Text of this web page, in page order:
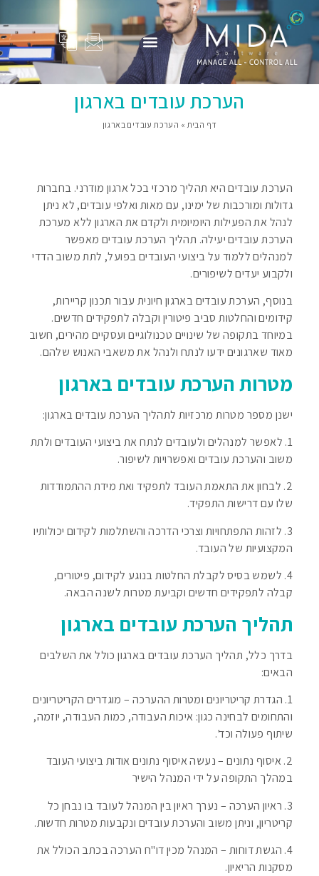
הערכת עובדים בארגון
דף הבית » הערכת עובדים בארגון
הערכת עובדים היא תהליך מרכזי בכל ארגון מודרני. בחברות
גדולות ומורכבות של ימינו, עם מאות ואלפי עובדים, לא ניתן
לנהל את הפעילות היומיומית ולקדם את הארגון ללא מערכת
הערכת עובדים יעילה. תהליך הערכת עובדים מאפשר
למנהלים ללמוד על ביצועי העובדים בפועל, לתת משוב הדדי
ולקבוע יעדים לשיפורים.
בנוסף, הערכת עובדים בארגון חיונית עבור תכנון קריירות,
קידומים והחלטות סביב פיטורין וקבלה לתפקידים חדשים.
במיוחד בתקופה של שינויים טכנולוגיים ועסקיים מהירים, חשוב
מאוד שארגונים ידעו לנתח ולנהל את משאבי האנוש שלהם.
מטרות הערכת עובדים בארגון
ישנן מספר מטרות מרכזיות לתהליך הערכת עובדים בארגון:
1. לאפשר למנהלים ולעובדים לנתח את ביצועי העובדים ולתת
משוב והערכת עובדים ואפשרויות לשיפור.
2. לבחון את התאמת העובד לתפקיד ואת מידת ההתמודדות
שלו עם דרישות התפקיד.
3. לזהות התפתחויות וצרכי הדרכה והשתלמות לקידום יכולותיו
המקצועיות של העובד.
4. לשמש בסיס לקבלת החלטות בנוגע לקידום, פיטורים,
קבלה לתפקידים חדשים וקביעת מטרות לשנה הבאה.
תהליך הערכת עובדים בארגון
בדרך כלל, תהליך הערכת עובדים בארגון כולל את השלבים
הבאים:
1. הגדרת קריטריונים ומטרות ההערכה – מוגדרים הקריטריונים
והתחומים לבחינה כגון: איכות העבודה, כמות העבודה, יוזמה,
שיתוף פעולה וכד'.
2. איסוף נתונים – נעשה איסוף נתונים אודות ביצועי העובד
במהלך התקופה על ידי המנהל הישיר
3. ראיון הערכה – נערך ראיון בין המנהל לעובד בו נבחן כל
קריטריון, וניתן משוב והערכת עובדים ונקבעות מטרות חדשות.
4. הגשת דוחות – המנהל מכין דו"ח הערכה בכתב הכולל את
מסקנות הריאיון.